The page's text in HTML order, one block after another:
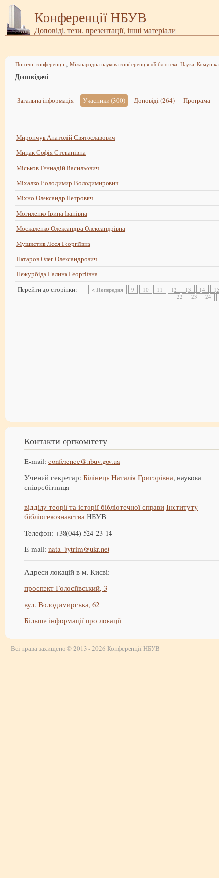
Конференції НБУВ
Доповіді, тези, презентації, інші матеріали
Поточні конференції »
Доповідачі
Загальна інформація Учасники (300) Доповіді (264) Програма
Мирончук Анатолій Святославович
Мицак Софія Степанівна
Міськов Геннадій Васильович
Міхалко Володимир Володимирович
Міхно Олександр Петрович
Могиленко Ірина Іванівна
Москаленко Олександра Олександрівна
Мушкетик Леся Георгіївна
Натаров Олег Олександрович
Нежурбіда Галина Георгіївна
Перейти до сторінки:
< Попередня 9 10 11 12 13 14
15
22
23 24
Контакти оргкомітету
E-mail: conference@nbuv.gov.ua
Учений секретар: Білінець Наталія Григорівна, наукова
співробітниця
відділу теорії та історії бібліотечної справи Інституту
бібліотекознавства НБУВ
Телефон: +38(044) 524-23-14
E-mail: nata_bytrim@ukr.net
Адреси локацій в м. Києві:
проспект Голосіївський, 3
вул. Володимирська, 62
Більше інформації про локації
Всі права захищено © 2013 - 2026 Конференції НБУВ